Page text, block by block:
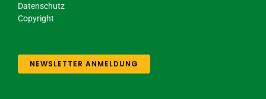
Datenschutz
Copyright
NEWSLETTER ANMELDUNG